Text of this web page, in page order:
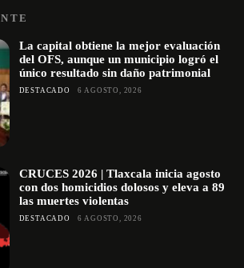
La capital obtiene la mejor evaluación
del OFS, aunque un municipio logró el
único resultado sin daño patrimonial
DESTACADO 6 AGOSTO, 2026
CRUCES 2026 | Tlaxcala inicia agosto
con dos homicidios dolosos y eleva a 89
las muertes violentas
DESTACADO 6 AGOSTO, 2026